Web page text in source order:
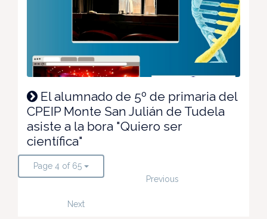
El alumnado de 5º de primaria del
CPEIP Monte San Julián de Tudela
asiste a la bora "Quiero ser
científica"
Page 4 of 65
Previous
Next